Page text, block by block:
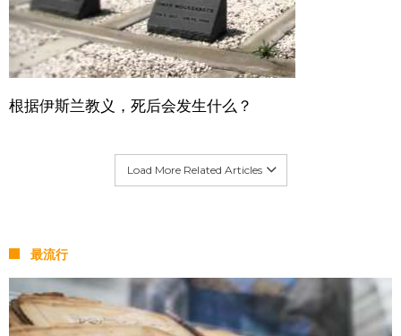
根据伊斯兰教义，死后会发生什么？
Load More Related Articles
最流行